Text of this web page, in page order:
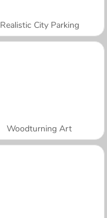
Realistic City Parking
Woodturning Art